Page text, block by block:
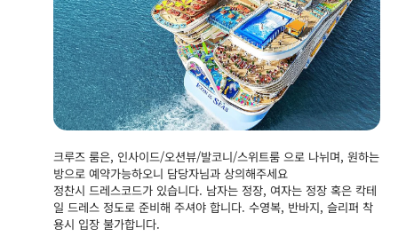
크루즈 룸은, 인사이드/오션뷰/발코니/스위트룸 으로 나뉘며, 원하는
방으로 예약가능하오니 담당자님과 상의해주세요
정찬시 드레스코드가 있습니다. 남자는 정장, 여자는 정장 혹은 칵테
일 드레스 정도로 준비해 주셔야 합니다. 수영복, 반바지, 슬리퍼 착
용시 입장 불가합니다.